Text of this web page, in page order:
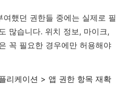
여했던 권한들 중에는 실제로 필
많습니다. 위치 정보, 마이크,
꼭 필요한 경우에만 허용해야
리케이션 > 앱 권한 항목 재확